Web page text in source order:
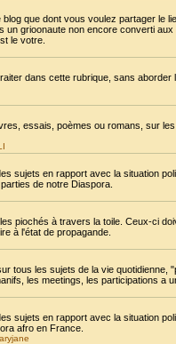
que dont vous voulez partager le
un grioonaute non encore converti
le votre.
dans cette rubrique, sans
essais, poèmes ou romans, sur
sujets en rapport avec la situation
de notre Diaspora.
piochés à travers la toile. Ceux-ci
à l'état de propagande.
tous les sujets de la vie
les meetings, les participations a
sujets en rapport avec la situation
afro en France.